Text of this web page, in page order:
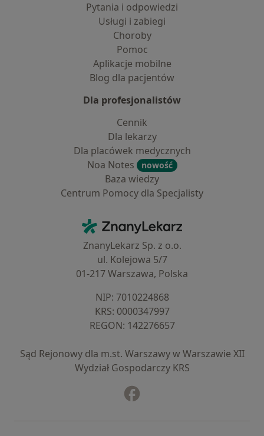
Pytania i odpowiedzi
Usługi i zabiegi
Choroby
Pomoc
Aplikacje mobilne
Blog dla pacjentów
Dla profesjonalistów
Cennik
Dla lekarzy
Dla placówek medycznych
Noa Notes
nowość
Baza wiedzy
Centrum Pomocy dla Specjalisty
ZnanyLekarz - Strona główna
ZnanyLekarz Sp. z o.o.
ul. Kolejowa 5/7
01-217 Warszawa, Polska
NIP: ⁠7010224868
KRS: ⁠0000347997
REGON: ⁠142276657
Sąd Rejonowy dla m.st. Warszawy w Warszawie XII
Wydział Gospodarczy KRS